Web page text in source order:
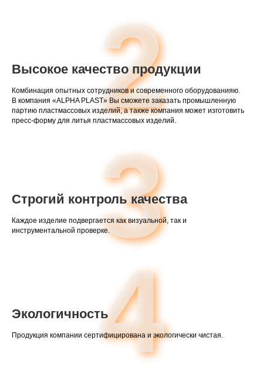
Высокое качество продукции
Комбинация опытных сотрудников и современного оборудованияю.
В компания «ALPHA PLAST» Вы сможете заказать промышленную
партию пластмассовых изделий, а также компания может изготовить
пресс-форму для литья пластмассовых изделий.
2
Строгий контроль качества
Каждое изделие подвергается как визуальной, так и
инструментальной проверке.3
Экологичность
Продукция компании сертифицирована и экологически чистая.
4